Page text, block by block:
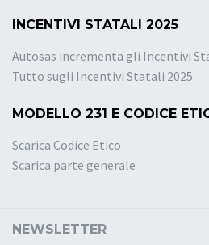
INCENTIVI STATALI 2025
Autosas incrementa gli Incentivi
Tutto sugli Incentivi Statali 2025
MODELLO 231 E CODICE
Scarica Codice Etico
Scarica parte generale
NEWSLETTER